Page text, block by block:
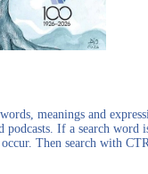
meanings and
podcasts. If a search
Then search with